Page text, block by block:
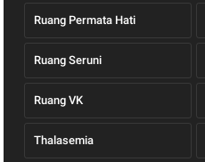
Ruang Permata Hati
Ruang Seruni
Ruang VK
Thalasemia